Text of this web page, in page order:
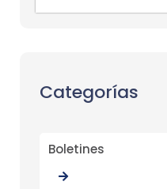
Categorías
Boletines